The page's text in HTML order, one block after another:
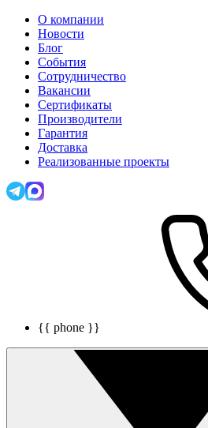
О компании
Новости
Блог
События
Сотрудничество
Вакансии
Сертификаты
Производители
Гарантия
Доставка
Реализованные проекты
{{ phone }}